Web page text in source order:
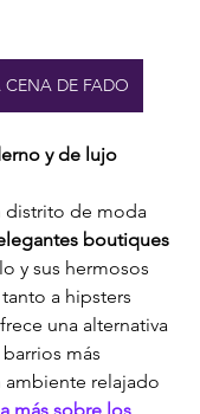
CENA DE FADO
y de lujo
distrito de moda
boutiques
y sus hermosos
a hipsters
una alternativa
más
relajado